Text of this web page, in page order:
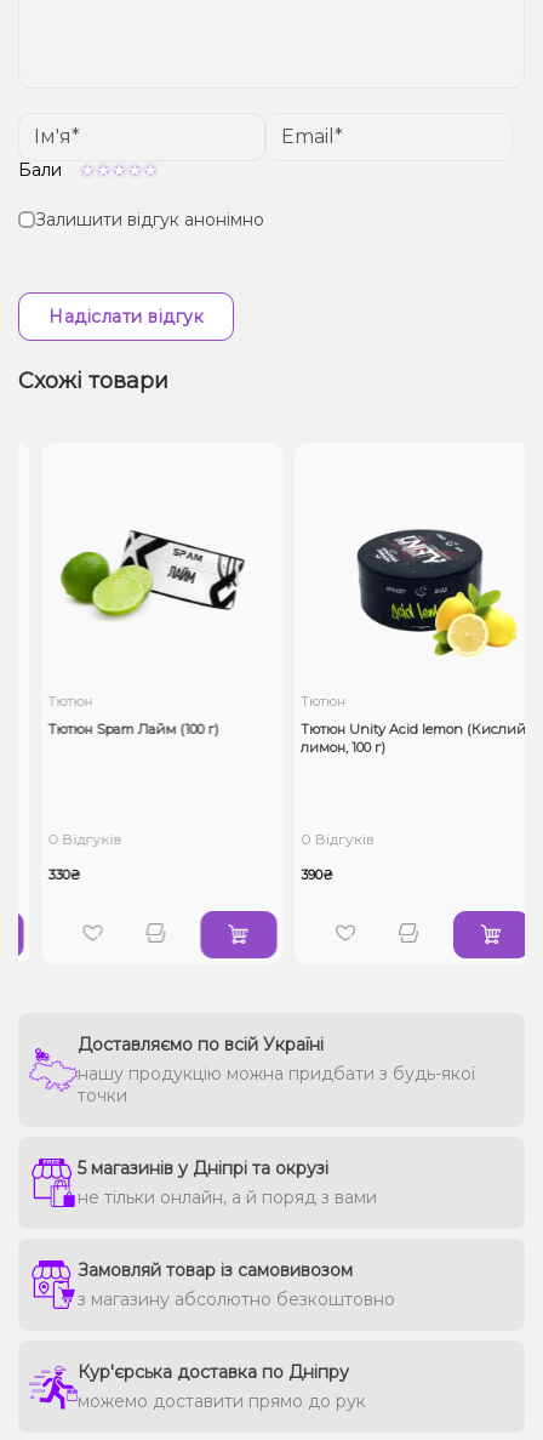
Бали
Залишити відгук анонімно
Надіслати відгук
Схожі товари
Тютюн
Тютюн Spam Лайм (100 г)
0 Відгуків
330₴
Тютюн
Тютюн Unity Acid lemon (Кислий
лимон, 100 г)
0 Відгуків
390₴
Доставляємо по всій Україні
нашу продукцію можна придбати з будь-якої
точки
5 магазинів у Дніпрі та окрузі
не тільки онлайн, а й поряд з вами
Замовляй товар із самовивозом
з магазину абсолютно безкоштовно
Кур'єрська доставка по Дніпру
можемо доставити прямо до рук